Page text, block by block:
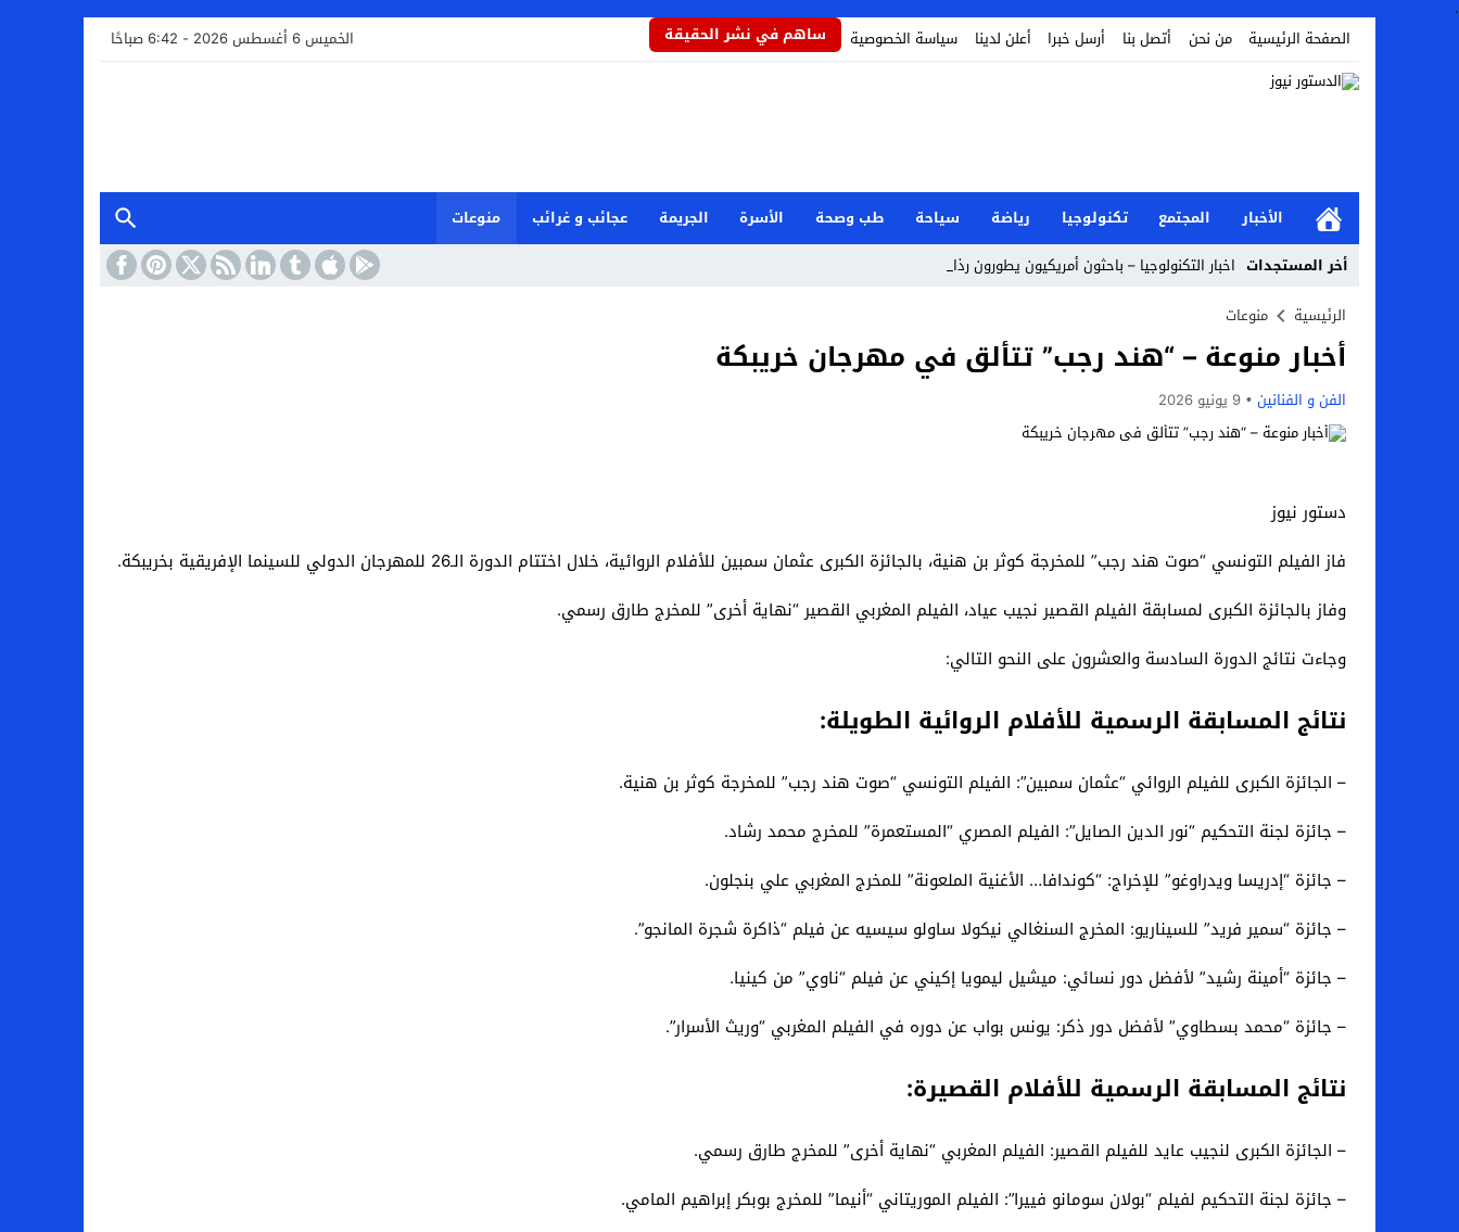
.
الصفحة الرئيسية
من نحن أتصل بنا أرسل خبرا أعلن لدينا سياسة الخصوصية ساهم في نشر الحقيقة الخميس 6 أغسطس 2026 - 6:42 صباحًا
الأخبار المجتمع تكنولوجيا رياضة سياحة طب وصحة الأسرة الجريمة عجائب و غرائب
منوعات
أخر المستجدات اخبار التكنولوجيا – باحثون أمريكيون يطورون رذاذاً ي _
Stop
Previous
Next
الرئيسية منوعات
أخبار منوعة – “هند رجب” تتألق في مهرجان خريبكة
الفن و الفنانين 9 يونيو 2026
دستور نيوز
فاز الفيلم التونسي “صوت هند رجب” للمخرجة كوثر بن هنية، بالجائزة الكبرى عثمان سمبين للأفلام الروائية، خلال اختتام الدورة الـ26 للمهرجان الدولي للسينما الإفريقية بخريبكة.
وفاز بالجائزة الكبرى لمسابقة الفيلم القصير نجيب عياد، الفيلم المغربي القصير “نهاية أخرى” للمخرج طارق رسمي.
وجاءت نتائج الدورة السادسة والعشرون على النحو التالي:
نتائج المسابقة الرسمية للأفلام الروائية الطويلة:
– الجائزة الكبرى للفيلم الروائي “عثمان سمبين”: الفيلم التونسي “صوت هند رجب” للمخرجة كوثر بن هنية.
– جائزة لجنة التحكيم “نور الدين الصايل”: الفيلم المصري “المستعمرة” للمخرج محمد رشاد.
– جائزة “إدريسا ويدراوغو” للإخراج: “كوندافا… الأغنية الملعونة” للمخرج المغربي علي بنجلون.
– جائزة “سمير فريد” للسيناريو: المخرج السنغالي نيكولا ساولو سيسيه عن فيلم “ذاكرة شجرة المانجو”.
– جائزة “أمينة رشيد” لأفضل دور نسائي: ميشيل ليمويا إكيني عن فيلم “ناوي” من كينيا.
– جائزة “محمد بسطاوي” لأفضل دور ذكر: يونس بواب عن دوره في الفيلم المغربي “وريث الأسرار”.
نتائج المسابقة الرسمية للأفلام القصيرة:
– الجائزة الكبرى لنجيب عايد للفيلم القصير: الفيلم المغربي “نهاية أخرى” للمخرج طارق رسمي.
– جائزة لجنة التحكيم لفيلم “بولان سومانو فييرا”: الفيلم الموريتاني “أنيما” للمخرج بوبكر إبراهيم المامي.